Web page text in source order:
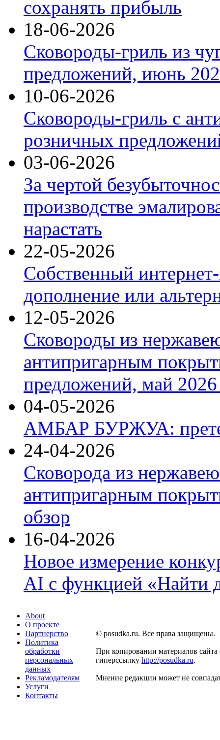
сохранять прибыль
18-06-2026
Сковороды-гриль из
предложений, июнь
10-06-2026
Сковороды-гриль с
розничных
03-06-2026
За чертой
производстве
нарастать
22-05-2026
Собственный
дополнение или
12-05-2026
Сковороды из
антипригарным
предложений, май 2026
04-05-2026
АМБАР БУРЖУА:
24-04-2026
Сковорода из
антипригарным
обзор
16-04-2026
Новое измерение
AI с функцией «Найти
About
О проекте
Партнерство
Политика
обработки
персональных
данных
Рекламодателям
Услуги
Контакты
© posudka.ru. Все права защищены.
При копировании материалов сайта
гиперссылку http://posudka.ru.
Мнение редакции может не